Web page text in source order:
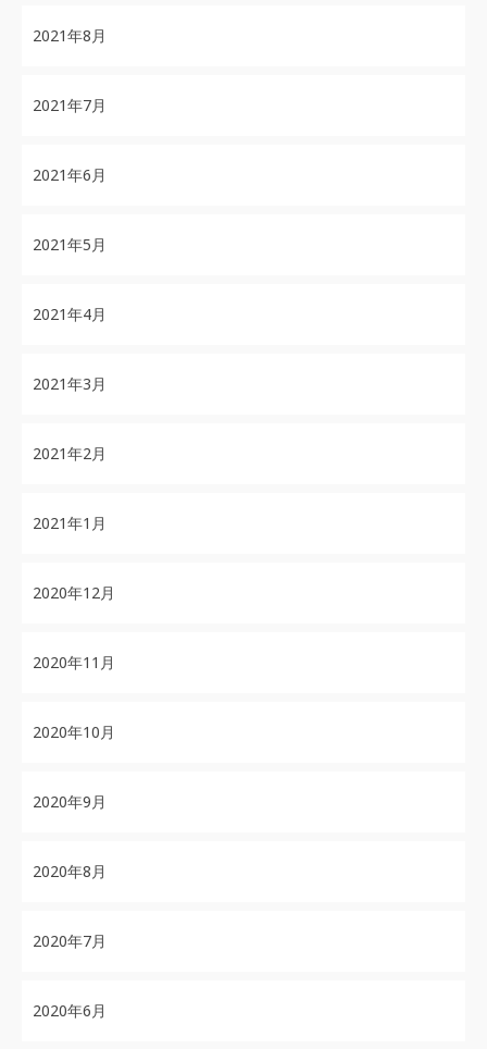
2021年8月
2021年7月
2021年6月
2021年5月
2021年4月
2021年3月
2021年2月
2021年1月
2020年12月
2020年11月
2020年10月
2020年9月
2020年8月
2020年7月
2020年6月